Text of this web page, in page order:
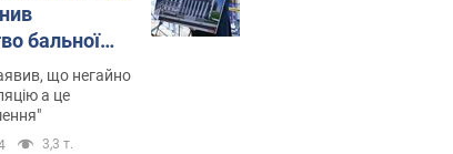
бальної
млн
що негайно
а це
3,3 т.